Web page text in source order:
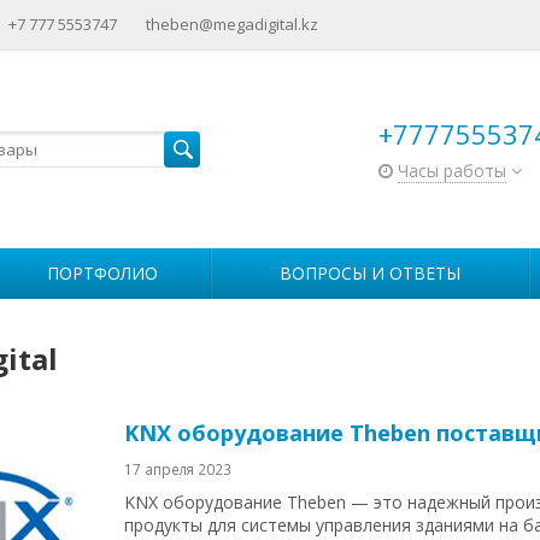
+7 777 5553747 theben@megadigital.kz
Часы работы
ПОРТФОЛИО ВОПРОСЫ И ОТВЕТЫ
KNX оборудование Theben
17 апреля 2023
KNX оборудование Theben — это надежный
продукты для системы управления зданиями на